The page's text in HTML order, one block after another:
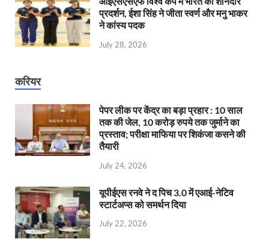
प्रदर्शन, ईशा सिंह ने जीता स्वर्ण और मनु भाकर
ने कांस्य पदक
July 28, 2026
करियर
पेपर लीक पर केंद्र का बड़ा प्रहार : 10 साल
तक की जेल, 10 करोड़ रुपये तक जुर्माने का
प्रस्ताव; परीक्षा माफिया पर शिकंजा कसने की
तैयारी
July 24, 2026
यूपीईएस रनवे ने द पिच 3.0 में एआई-नेटिव
स्टार्टअप्स को समर्थन दिया
July 22, 2026